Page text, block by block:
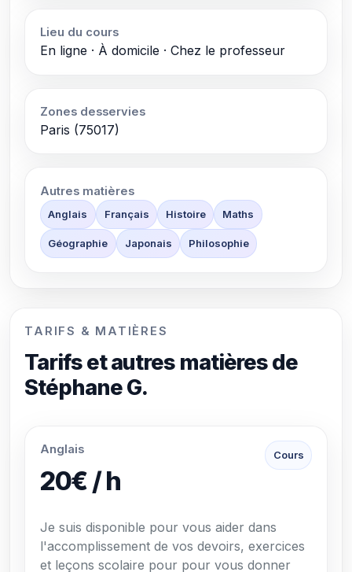
Lieu du cours
En ligne · À domicile · Chez le professeur
Zones desservies
Paris (75017)
Autres matières
Anglais Français Histoire Maths
Géographie Japonais Philosophie
TARIFS & MATIÈRES
Tarifs et autres matières de
Stéphane G.
Anglais
20€ / h
Cours
Je suis disponible pour vous aider dans
l'accomplissement de vos devoirs, exercices
et leçons scolaire pour pour vous donner